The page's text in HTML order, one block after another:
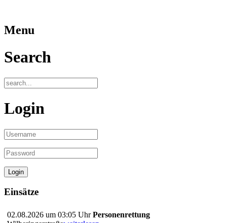
Menu
Search
Login
Einsätze
02.08.2026 um 03:05 UhrPersonenrettung